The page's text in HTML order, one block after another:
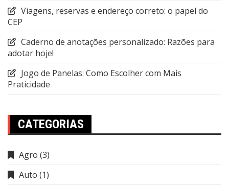
Viagens, reservas e endereço correto: o papel do
CEP
Caderno de anotações personalizado: Razões para
adotar hoje!
Jogo de Panelas: Como Escolher com Mais
Praticidade
CATEGORIAS
Agro (3)
Auto (1)